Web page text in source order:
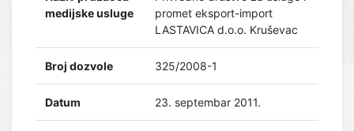
medijske usluge
promet eksport-import
LASTAVICA d.o.o. Kruševac
Broj dozvole 325/2008-1
Datum 23. septembar 2011.